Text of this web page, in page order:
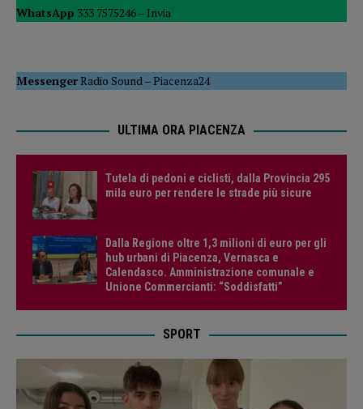
WhatsApp 333 7575246 – Invia
MessengerRadio Sound –Piacenza24
ULTIMA ORA PIACENZA
Tutela di pedoni e ciclisti, dalla Provincia 295
mila euro per rendere le strade più sicure
Dalla Regione oltre 1,3 milioni di euro per gli
hub urbani di Piacenza, Vernasca e
Calendasco. Amministrazione comunale e
Unione Commercianti: “Soddisfatti”
SPORT